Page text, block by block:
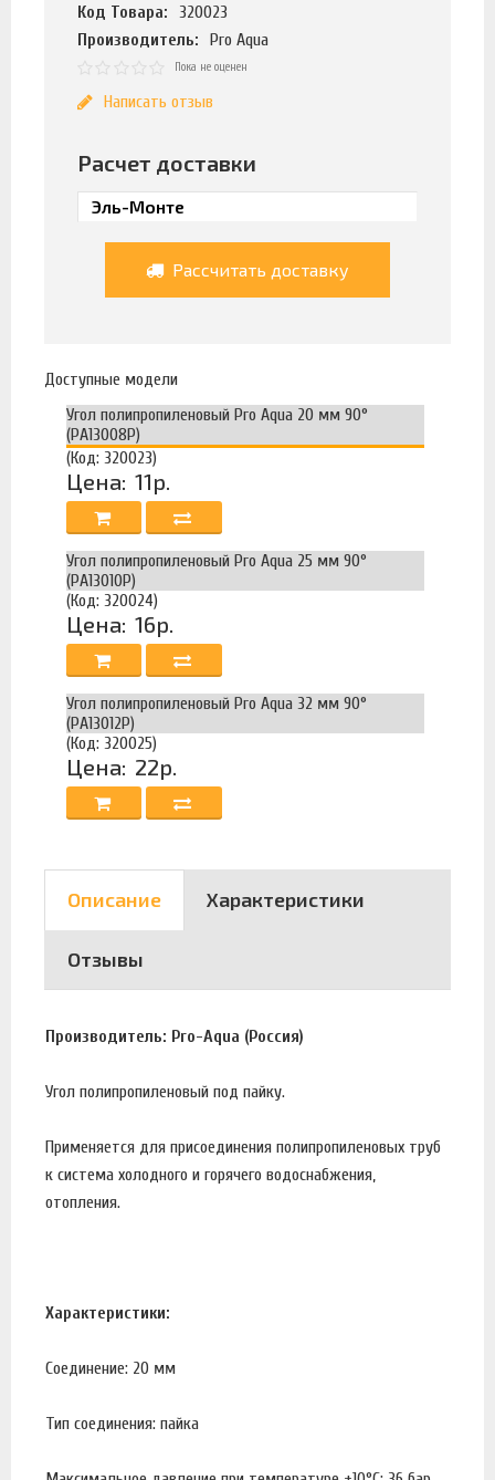
Код Товара:
320023
Производитель:
Pro Aqua
Пока не оценен
Написать отзыв
Расчет доставки
Рассчитать доставку
Доступные модели
Угол полипропиленовый Pro Aqua 20 мм 90°
(РА13008Р)
(Код: 320023)
Цена: 11р.
Угол полипропиленовый Pro Aqua 25 мм 90°
(PA13010P)
(Код: 320024)
Цена: 16р.
Угол полипропиленовый Pro Aqua 32 мм 90°
(PA13012P)
(Код: 320025)
Цена: 22р.
Описание Характеристики
Отзывы
Производитель: Pro-Aqua (Россия)
Угол полипропиленовый под пайку.
Применяется для присоединения полипропиленовых труб
к система холодного и горячего водоснабжения,
отопления.
Характеристики:
Соединение: 20 мм
Тип соединения: пайка